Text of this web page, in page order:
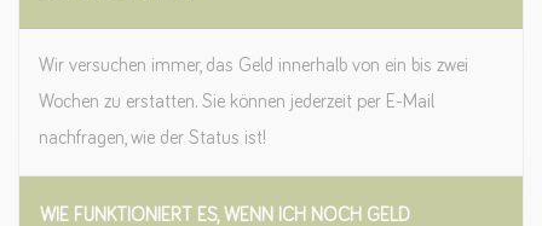
Wir versuchen immer, das Geld innerhalb von ein bis zwei
Wochen zu erstatten. Sie können jederzeit per E-Mail
nachfragen, wie der Status ist!
WIE FUNKTIONIERT ES, WENN ICH NOCH GELD